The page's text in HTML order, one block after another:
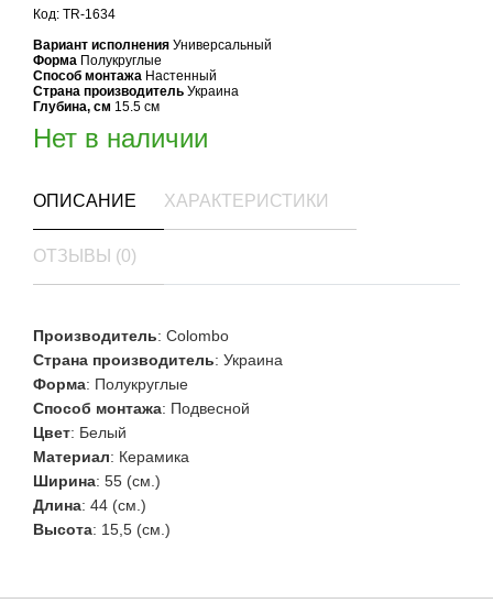
Код: TR-1634
Вариант исполнения Универсальный
Форма Полукруглые
Способ монтажа Настенный
Страна производитель Украина
Глубина, см 15.5 см
Нет в наличии
ОПИСАНИЕ ХАРАКТЕРИСТИКИ
ОТЗЫВЫ (0)
Производитель: Colombo
Страна производитель: Украина
Форма: Полукруглые
Способ монтажа: Подвесной
Цвет: Белый
Материал: Керамика
Ширина: 55 (см.)
Длина: 44 (см.)
Высота: 15,5 (см.)